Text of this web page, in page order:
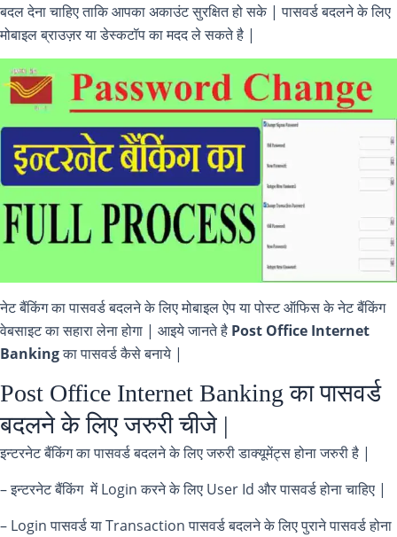
बदल देना चाहिए ताकि आपका अकाउंट सुरक्षित हो सके | पासवर्ड बदलने के लिए
मोबाइल ब्राउज़र या डेस्कटॉप का मदद ले सकते है |
नेट बैंकिंग का पासवर्ड बदलने के लिए मोबाइल ऐप या पोस्ट ऑफिस के नेट बैंकिंग
वेबसाइट का सहारा लेना होगा | आइये जानते है Post Office Internet
Bankingका पासवर्ड कैसे बनाये |
Post Office Internet Banking का पासवर्ड
बदलने के लिए जरुरी चीजे |
इन्टरनेट बैंकिंग का पासवर्ड बदलने के लिए जरुरी डाक्यूमेंट्स होना जरुरी है |
– इन्टरनेट बैंकिंग में Login करने के लिए User Id और पासवर्ड होना चाहिए |
– Login पासवर्ड या Transaction पासवर्ड बदलने के लिए पुराने पासवर्ड होना